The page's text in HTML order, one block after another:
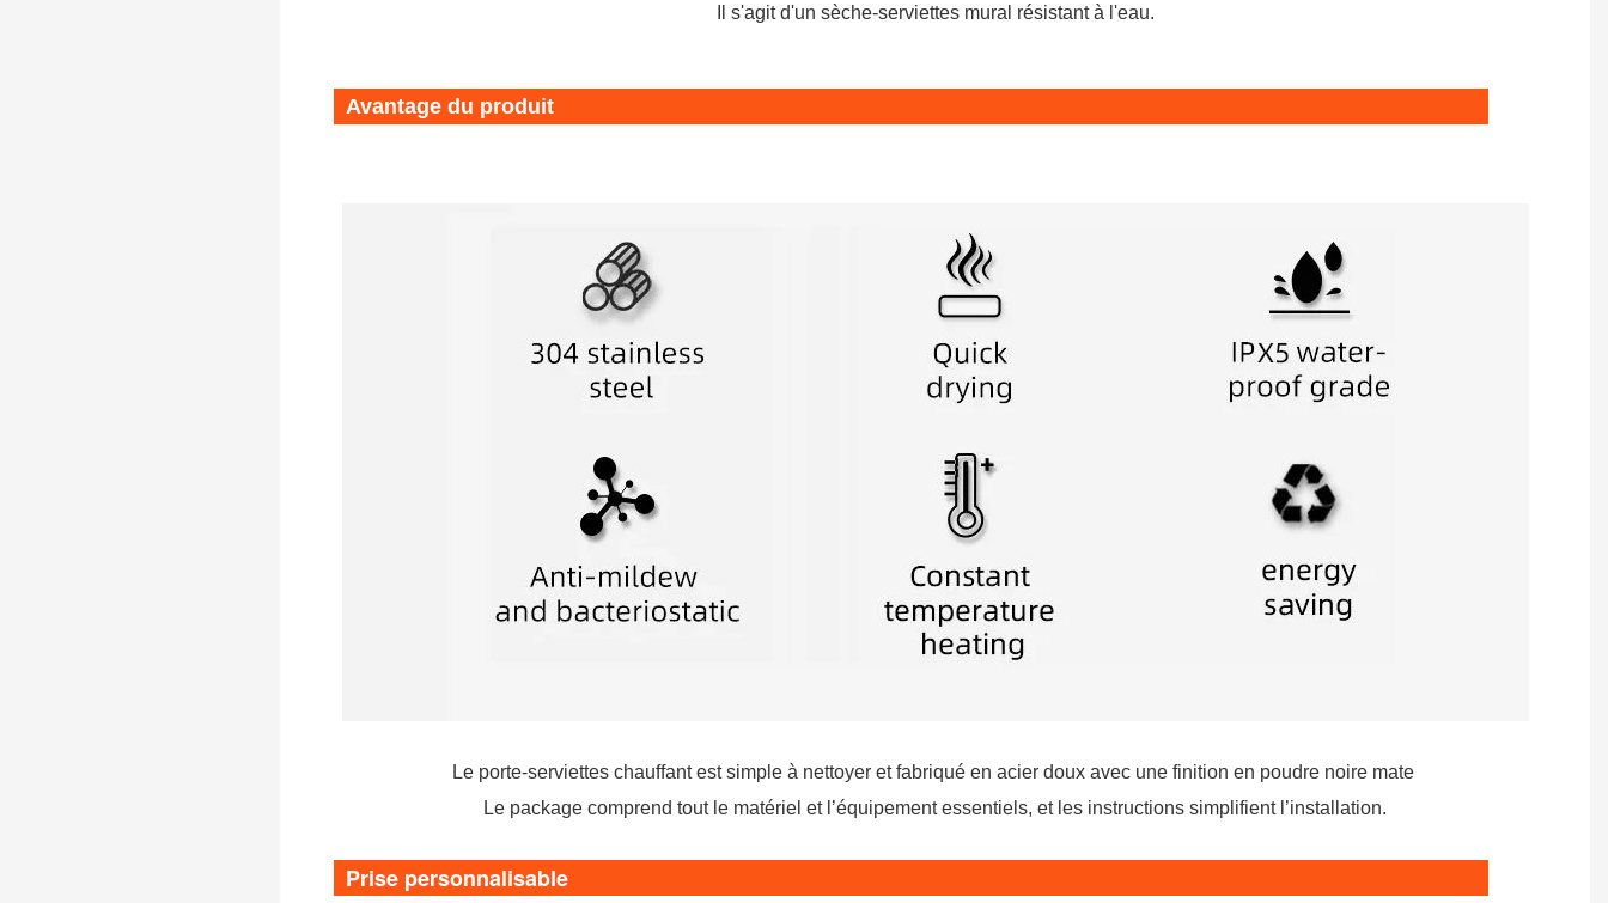
Il s'agit d'un sèche-serviettes mural résistant à l'eau.
Avantage du produit
Le porte-serviettes chauffant est simple à nettoyer et fabriqué en acier doux avec une finition en poudre noire mate
Le package comprend tout le matériel et l’équipement essentiels, et les instructions simplifient l’installation.
Prise personnalisable